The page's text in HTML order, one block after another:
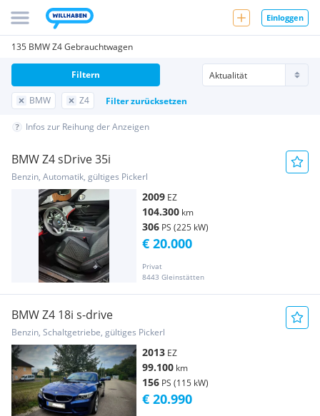
Einloggen
135 BMW Z4 Gebrauchtwagen
BMW Z4 Filter zurücksetzen
Filtern
Infos zur Reihung der Anzeigen
BMW Z4 sDrive 35i
Benzin, Automatik, gültiges Pickerl
2009 EZ
104.300 km
306 PS (225 kW)
Privat
8443 Gleinstätten
€ 20.000
BMW Z4 18i s-drive
Benzin, Schaltgetriebe, gültiges Pickerl
2013 EZ
99.100 km
156 PS (115 kW)
€ 20.990